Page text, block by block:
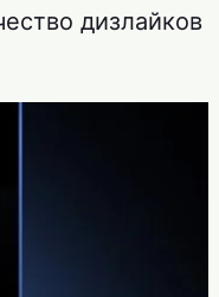
дизлайков